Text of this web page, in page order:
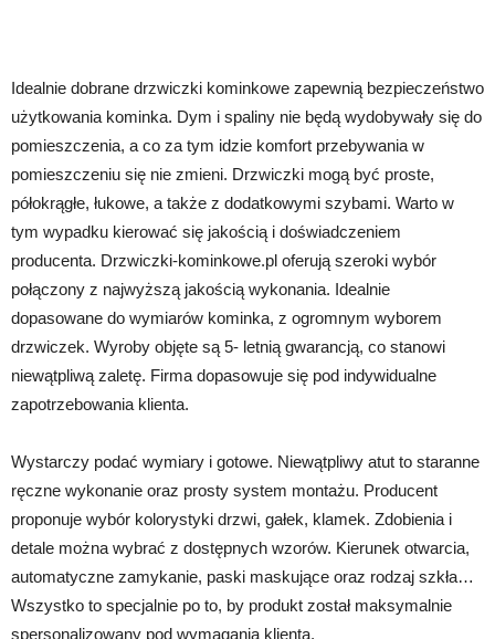
Idealnie dobrane drzwiczki kominkowe zapewnią bezpieczeństwo
użytkowania kominka. Dym i spaliny nie będą wydobywały się do
pomieszczenia, a co za tym idzie komfort przebywania w
pomieszczeniu się nie zmieni. Drzwiczki mogą być proste,
półokrągłe, łukowe, a także z dodatkowymi szybami. Warto w
tym wypadku kierować się jakością i doświadczeniem
producenta. Drzwiczki-kominkowe.pl oferują szeroki wybór
połączony z najwyższą jakością wykonania. Idealnie
dopasowane do wymiarów kominka, z ogromnym wyborem
drzwiczek. Wyroby objęte są 5- letnią gwarancją, co stanowi
niewątpliwą zaletę. Firma dopasowuje się pod indywidualne
zapotrzebowania klienta.
Wystarczy podać wymiary i gotowe. Niewątpliwy atut to staranne
ręczne wykonanie oraz prosty system montażu. Producent
proponuje wybór kolorystyki drzwi, gałek, klamek. Zdobienia i
detale można wybrać z dostępnych wzorów. Kierunek otwarcia,
automatyczne zamykanie, paski maskujące oraz rodzaj szkła…
Wszystko to specjalnie po to, by produkt został maksymalnie
spersonalizowany pod wymagania klienta.